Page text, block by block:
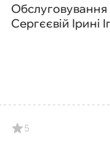
Обслуговування
Сергєєвій Ірині
5